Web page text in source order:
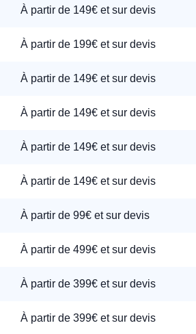
À partir de 149€ et sur devis
À partir de 199€ et sur devis
À partir de 149€ et sur devis
À partir de 149€ et sur devis
À partir de 149€ et sur devis
À partir de 149€ et sur devis
À partir de 99€ et sur devis
À partir de 499€ et sur devis
À partir de 399€ et sur devis
À partir de 399€ et sur devis